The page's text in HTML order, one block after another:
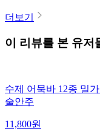
더보기
이 리뷰를 본 유저
수제 어묵바 12종 밀
술안주
11,800원